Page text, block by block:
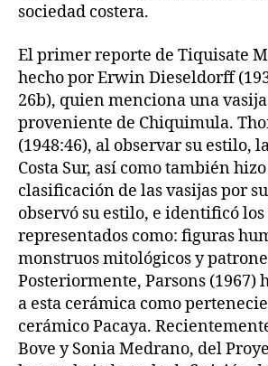
sociedad costera.
El primer reporte de Tiquisate
hecho por Erwin Dieseldorff
26b), quien menciona una
proveniente de Chiquimula.
(1948:46), al observar su estilo,
Costa Sur, así como también
clasificación de las vasijas por
observó su estilo, e identificó
representados como: figuras
monstruos mitológicos y
Posteriormente, Parsons (1967)
a esta cerámica como
cerámico Pacaya.
Bove y Sonia Medrano, del